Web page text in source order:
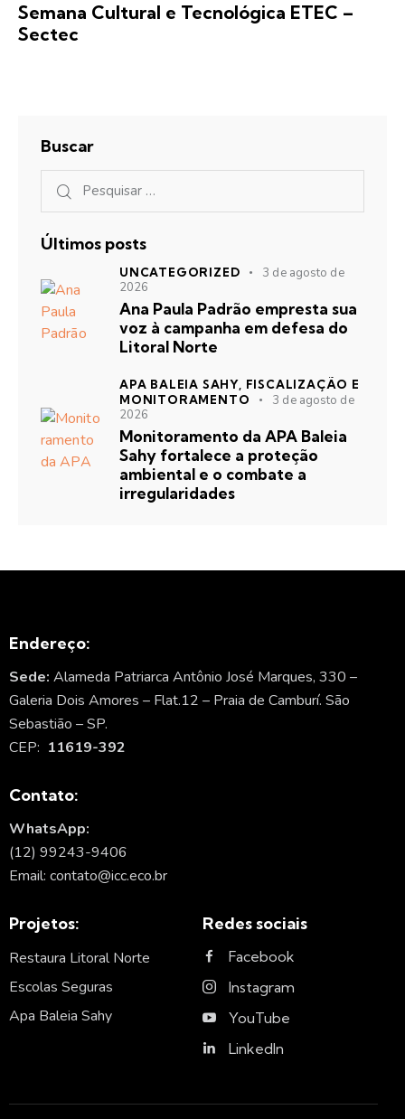
Semana Cultural e Tecnológica ETEC –
Sectec
Buscar
Últimos posts
UNCATEGORIZED
3 de agosto de
2026
Ana Paula Padrão empresta sua
voz à campanha em defesa do
Litoral Norte
APA BALEIA SAHY, FISCALIZAÇÃO E
MONITORAMENTO
3 de agosto de
2026
Monitoramento da APA Baleia
Sahy fortalece a proteção
ambiental e o combate a
irregularidades
Endereço:
Sede: Alameda Patriarca Antônio José Marques, 330 –
Galeria Dois Amores – Flat.12 – Praia de Camburí. São
Sebastião – SP.
CEP: 11619-392
Contato:
WhatsApp:
(12) 99243-9406
Email: contato@icc.eco.br
Projetos:
Restaura Litoral Norte
Escolas Seguras
Apa Baleia Sahy
Redes sociais
Facebook
Instagram
YouTube
LinkedIn